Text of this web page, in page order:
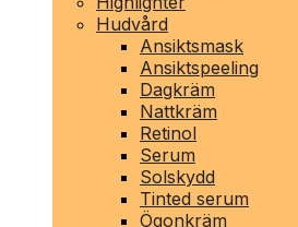
Hudvård
Ansiktsmask
Ansiktspeeling
Dagkräm
Nattkräm
Retinol
Serum
Solskydd
Tinted serum
Ögonkräm